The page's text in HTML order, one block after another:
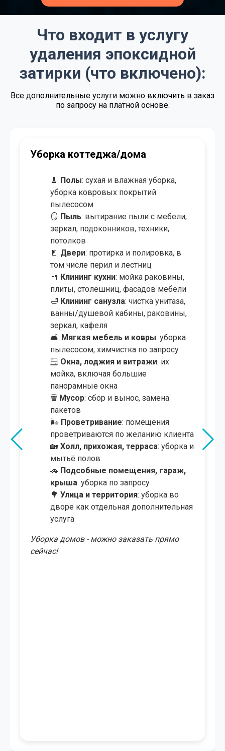
Поддерживающая уборка от 1.00 BYN/м²
Регулярная уборка Договорная
Экспресс - уборка от 4.00 BYN/м²
Уборка после пожара от 4.00 BYN/м²
Мойка окон и витрин
створка
Химчистка мебели от 50.00 BYN
Химчистка ковров и ковролина от 9.00 BYN/м²
Что входит в услугу
удаления эпоксидной
затирки (что включено):
Все дополнительные услуги можно включить в заказ
по запросу на платной основе.
Уборка коттеджа/дома
🧹 Полы: сухая и влажная уборка,
уборка ковровых покрытий
пылесосом
🪞 Пыль: вытирание пыли с мебели,
зеркал, подоконников, техники,
потолков
🚪 Двери: протирка и полировка, в
том числе перил и лестниц
🍴 Клининг кухни: мойка раковины,
плиты, столешниц, фасадов мебели
🛁 Клининг санузла: чистка унитаза,
ванны/душевой кабины, раковины,
зеркал, кафеля
🛋 Мягкая мебель и ковры: уборка
пылесосом, химчистка по запросу
🪟 Окна, лоджия и витражи: их
мойка, включая большие
панорамные окна
🗑️ Мусор: сбор и вынос, замена
пакетов
🌬 Проветривание: помещения
проветриваются по желанию клиента
🏡 Холл, прихожая, терраса: уборка и
мытьё полов
🚗 Подсобные помещения, гараж,
крыша: уборка по запросу
🌳 Улица и территория: уборка во
дворе как отдельная дополнительная
услуга
Уборка домов - можно заказать прямо
сейчас!